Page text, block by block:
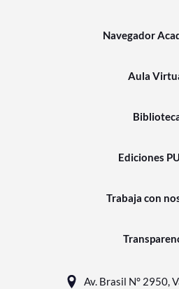
Navegador
Aula
Ediciones
Trabaja con
Av. Brasil N° 2950,